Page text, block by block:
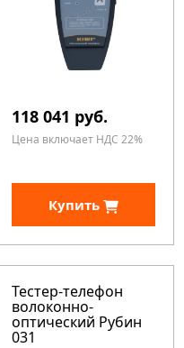
118 041 руб.
Цена включает НДС 22%
Купить
Тестер-телефон
волоконно-
оптический Рубин
031